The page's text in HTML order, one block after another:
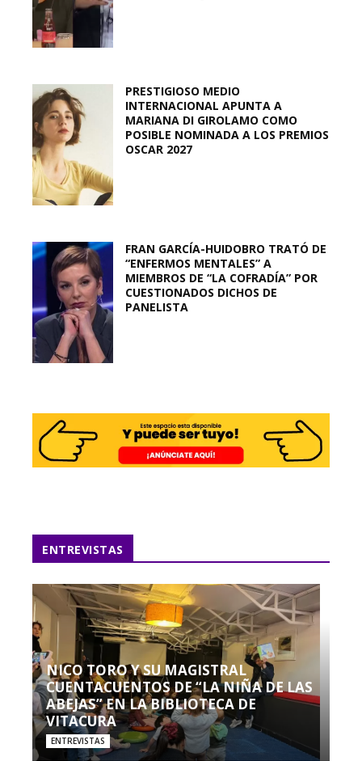
PRESTIGIOSO MEDIO
INTERNACIONAL APUNTA A
MARIANA DI GIROLAMO COMO
POSIBLE NOMINADA A LOS PREMIOS
OSCAR 2027
FRAN GARCÍA-HUIDOBRO TRATÓ DE
“ENFERMOS MENTALES” A
MIEMBROS DE “LA COFRADÍA” POR
CUESTIONADOS DICHOS DE
PANELISTA
ENTREVISTAS
NICO TORO Y SU MAGISTRAL
CUENTACUENTOS DE “LA NIÑA DE LAS
ABEJAS” EN LA BIBLIOTECA DE
VITACURA
ENTREVISTAS